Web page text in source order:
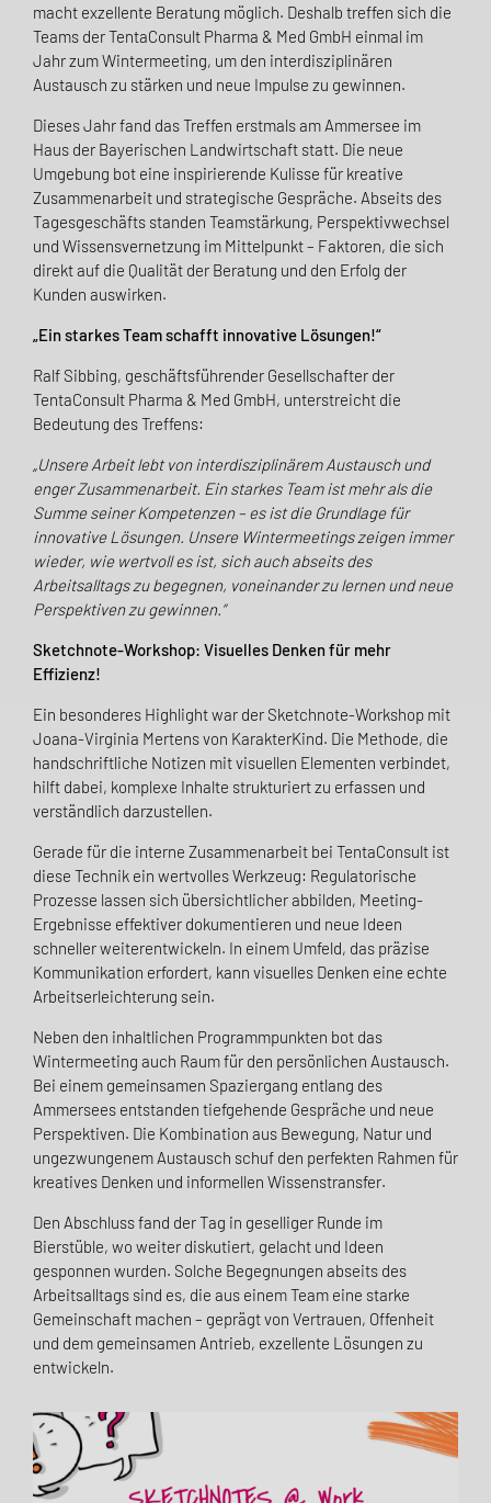
macht exzellente Beratung möglich. Deshalb treffen sich die
Teams der TentaConsult Pharma & Med GmbH einmal im
Jahr zum Wintermeeting, um den interdisziplinären
Austausch zu stärken und neue Impulse zu gewinnen.
Dieses Jahr fand das Treffen erstmals am Ammersee im
Haus der Bayerischen Landwirtschaft statt. Die neue
Umgebung bot eine inspirierende Kulisse für kreative
Zusammenarbeit und strategische Gespräche. Abseits des
Tagesgeschäfts standen Teamstärkung, Perspektivwechsel
und Wissensvernetzung im Mittelpunkt – Faktoren, die sich
direkt auf die Qualität der Beratung und den Erfolg der
Kunden auswirken.
„Ein starkes Team schafft innovative Lösungen!“
Ralf Sibbing, geschäftsführender Gesellschafter der
TentaConsult Pharma & Med GmbH, unterstreicht die
Bedeutung des Treffens:
„Unsere Arbeit lebt von interdisziplinärem Austausch und
enger Zusammenarbeit. Ein starkes Team ist mehr als die
Summe seiner Kompetenzen – es ist die Grundlage für
innovative Lösungen. Unsere Wintermeetings zeigen immer
wieder, wie wertvoll es ist, sich auch abseits des
Arbeitsalltags zu begegnen, voneinander zu lernen und neue
Perspektiven zu gewinnen.“
Sketchnote-Workshop: Visuelles Denken für mehr
Effizienz!
Ein besonderes Highlight war der Sketchnote-Workshop mit
Joana-Virginia Mertens von KarakterKind. Die Methode, die
handschriftliche Notizen mit visuellen Elementen verbindet,
hilft dabei, komplexe Inhalte strukturiert zu erfassen und
verständlich darzustellen.
Gerade für die interne Zusammenarbeit bei TentaConsult ist
diese Technik ein wertvolles Werkzeug: Regulatorische
Prozesse lassen sich übersichtlicher abbilden, Meeting-
Ergebnisse effektiver dokumentieren und neue Ideen
schneller weiterentwickeln. In einem Umfeld, das präzise
Kommunikation erfordert, kann visuelles Denken eine echte
Arbeitserleichterung sein.
Neben den inhaltlichen Programmpunkten bot das
Wintermeeting auch Raum für den persönlichen Austausch.
Bei einem gemeinsamen Spaziergang entlang des
Ammersees entstanden tiefgehende Gespräche und neue
Perspektiven. Die Kombination aus Bewegung, Natur und
ungezwungenem Austausch schuf den perfekten Rahmen für
kreatives Denken und informellen Wissenstransfer.
Den Abschluss fand der Tag in geselliger Runde im
Bierstüble, wo weiter diskutiert, gelacht und Ideen
gesponnen wurden. Solche Begegnungen abseits des
Arbeitsalltags sind es, die aus einem Team eine starke
Gemeinschaft machen – geprägt von Vertrauen, Offenheit
und dem gemeinsamen Antrieb, exzellente Lösungen zu
entwickeln.